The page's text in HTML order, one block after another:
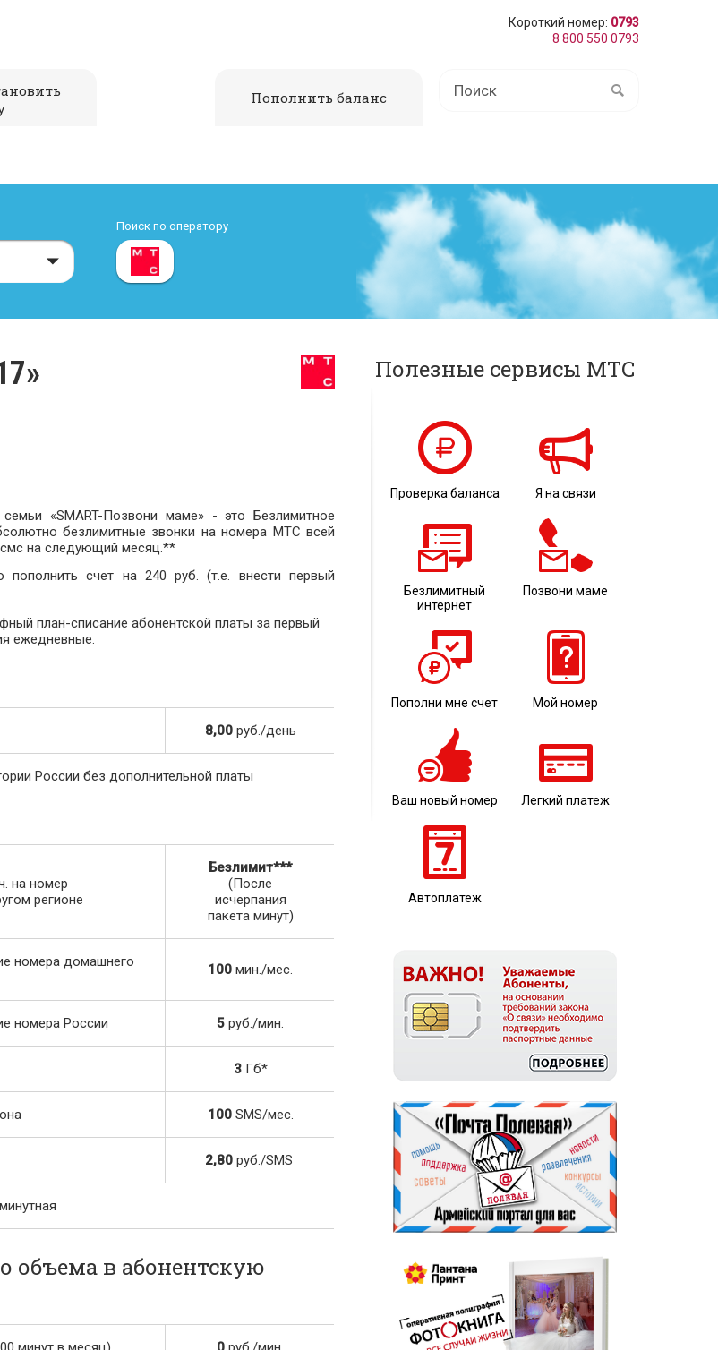
Короткий номер: 0793
8 800 550 0793
Пополнить баланс
Поиск по оператору
«SMART-Позвони маме» - это Безлимитное
безлимитные звонки на номера МТС всей
смс на следующий месяц.**
счет на 240 руб. (т.е. внести первый
план-списание абонентской платы за первый
ежедневные.
8,00руб./день
России без дополнительной платы
на номер
регионе
Безлимит***
(После
исчерпания
пакета минут)
номера домашнего
100 мин./мес.
номера России 5 руб./мин.
3 Гб*
100SMS/мес.
2,80руб./SMS
объема в абонентскую
Полезные сервисы МТС
Проверка баланса Я на связи
Безлимитный
интернет
Позвони маме
Пополни мне счет Мой номер
Ваш новый номер Легкий платеж
Автоплатеж